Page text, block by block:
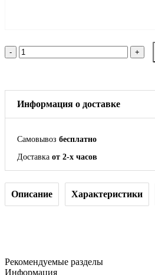
Информация о доставке
Самовывоз бесплатно
Доставка от 2-х часов
Описание Характеристики
Рекомендуемые разделы
Информация